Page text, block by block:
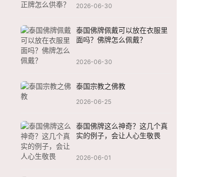
2026-06-30
泰国佛牌佩戴可以放在衣服里
面吗？佛牌怎么佩戴？
2026-06-30
泰国宗教之佛教
2026-06-25
泰国佛牌这么神奇？这几个真
实的例子，会让人心生敬畏
2026-06-01